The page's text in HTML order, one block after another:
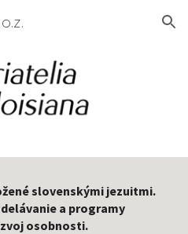
Skip to navigation
slovenskými jezuitmi.
a programy
osobnosti.